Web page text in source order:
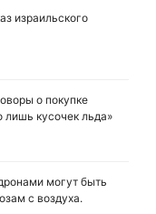
израильского
о покупке
лишь кусочек льда»
могут быть
с воздуха.